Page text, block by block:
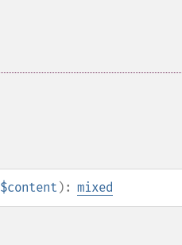
$content ): mixed